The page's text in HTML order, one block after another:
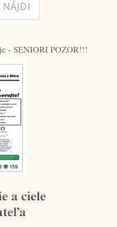
- SENIORI POZOR!!!